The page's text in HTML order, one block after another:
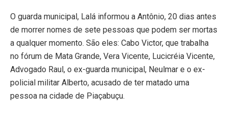
O guarda municipal, Lalá informou a Antônio, 20 dias antes
de morrer nomes de sete pessoas que podem ser mortas
a qualquer momento. São eles: Cabo Victor, que trabalha
no fórum de Mata Grande, Vera Vicente, Lucicréia Vicente,
Advogado Raul, o ex-guarda municipal, Neulmar e o ex-
policial militar Alberto, acusado de ter matado uma
pessoa na cidade de Piaçabuçu.